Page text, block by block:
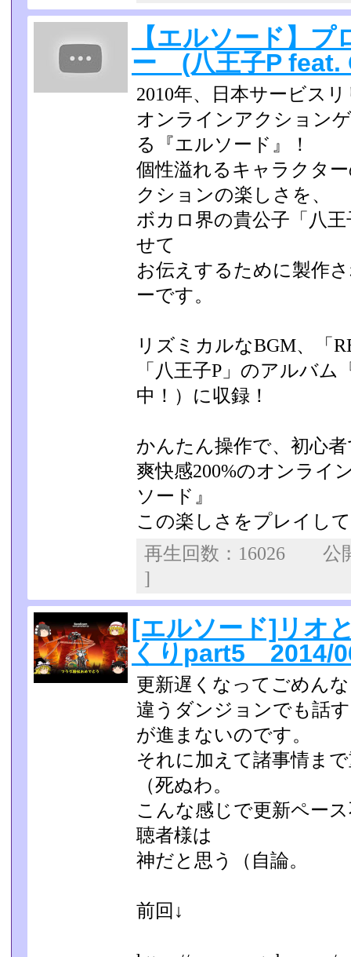
【エルソード】
ー (八王子P feat.
2010年、日本サービス
オンラインアクション
る『エルソード』！
個性溢れるキャラクタ
クションの楽しさを、
ボカロ界の貴公子「八
せて
お伝えするために製作
ーです。
リズミカルなBGM、「
「八王子P」のアルバム
中！）に収録！
かんたん操作で、初心
爽快感200%のオンライ
ソード』
この楽しさをプレイし
再生回数：16026
]
[エルソード]リオ
くりpart5 2014/
更新遅くなってごめん
違うダンジョンでも話
が進まないのです。
それに加えて諸事情ま
（死ぬわ。
こんな感じで更新ペー
聴者様は
神だと思う（自論。
前回↓